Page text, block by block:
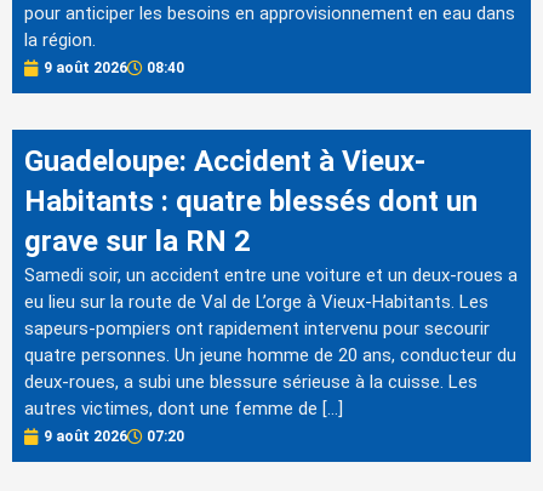
pour anticiper les besoins en approvisionnement en eau dans
la région.
9 août 2026 08:40
Guadeloupe: Accident à Vieux-
Habitants : quatre blessés dont un
grave sur la RN 2
Samedi soir, un accident entre une voiture et un deux-roues a
eu lieu sur la route de Val de L’orge à Vieux-Habitants. Les
sapeurs-pompiers ont rapidement intervenu pour secourir
quatre personnes. Un jeune homme de 20 ans, conducteur du
deux-roues, a subi une blessure sérieuse à la cuisse. Les
autres victimes, dont une femme de […]
9 août 2026 07:20